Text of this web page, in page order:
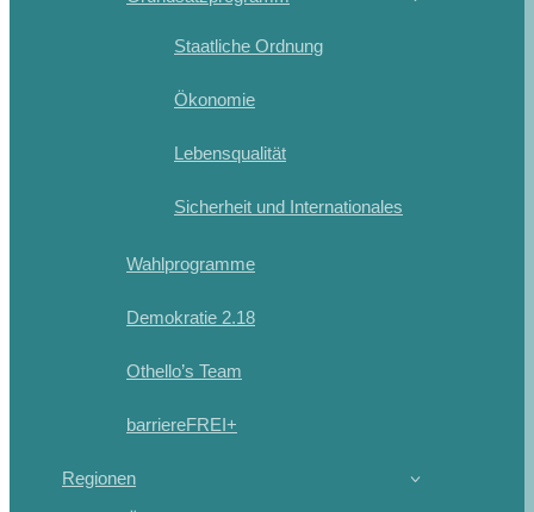
Staatliche Ordnung
Ökonomie
Lebensqualität
Sicherheit und Internationales
Wahlprogramme
Demokratie 2.18
Othello’s Team
barriereFREI+
Regionen